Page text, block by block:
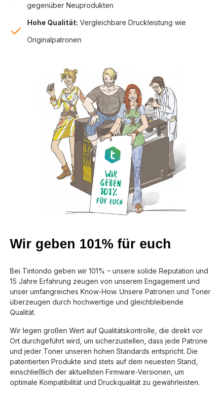
gegenüber Neuprodukten
Hohe Qualität: Vergleichbare Druckleistung wie
Originalpatronen
Wir geben 101% für euch
Bei Tintondo geben wir 101% – unsere solide Reputation und
15 Jahre Erfahrung zeugen von unserem Engagement und
unser umfangreiches Know-How. Unsere Patronen und Toner
überzeugen durch hochwertige und gleichbleibende
Qualität.
Wir legen großen Wert auf Qualitätskontrolle, die direkt vor
Ort durchgeführt wird, um sicherzustellen, dass jede Patrone
und jeder Toner unseren hohen Standards entspricht. Die
patentierten Produkte sind stets auf dem neuesten Stand,
einschließlich der aktuellsten Firmware-Versionen, um
optimale Kompatibilität und Druckqualität zu gewährleisten.